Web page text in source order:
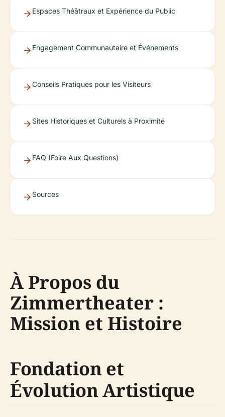
Espaces Théâtraux et Expérience du Public
Engagement Communautaire et Événements
Conseils Pratiques pour les Visiteurs
Sites Historiques et Culturels à Proximité
FAQ (Foire Aux Questions)
Sources
À Propos du
Zimmertheater :
Mission et Histoire
Fondation et
Évolution Artistique